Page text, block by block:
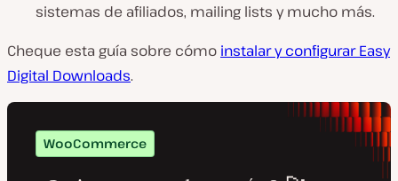
sistemas de afiliados, mailing lists y mucho más.
Cheque esta guía sobre cómo instalar y configurar Easy
Digital Downloads.